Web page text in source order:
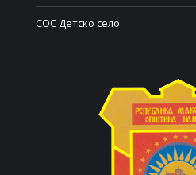
СОС Детско село